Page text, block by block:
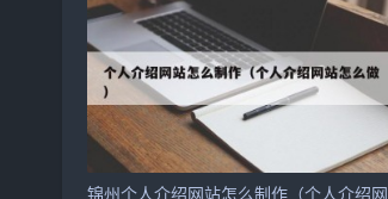
锦州个人介绍网站怎么制作（个人介绍网